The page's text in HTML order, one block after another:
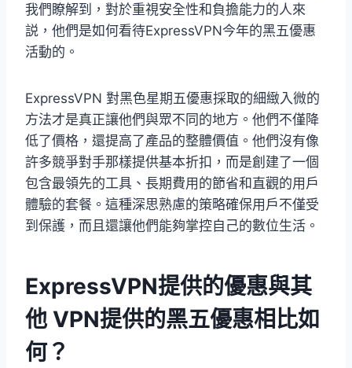
我們瞭解到，對於重視安全性和負擔能力的人來
説，他們是如何看待ExpressVPN今年的黑五優惠
活動的。
ExpressVPN 對黑色星期五優惠採取的細緻入微的
方法才是真正讓他們與眾不同的地方。他們不僅降
低了價格，還提高了產品的整體價值。他們沒有像
許多競爭對手那樣提供基本折扣，而是創建了一個
包含最領先的工具、長期費用的節省和直觀的用戶
體驗的套餐。這種深思熟慮的策略確保用戶不僅受
到保護，而且還讓他們能夠掌控自己的數位生活。
ExpressVPN提供的優惠與其
他 VPN提供的黑五優惠相比如
何？